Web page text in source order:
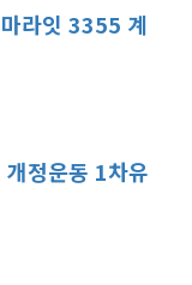
라잇 3355 계
정운동 1차유